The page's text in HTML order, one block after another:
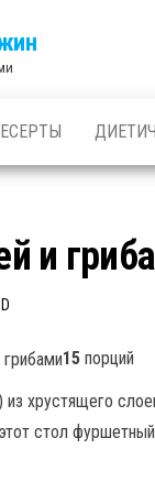
и
15 порций
хрустящего
стол